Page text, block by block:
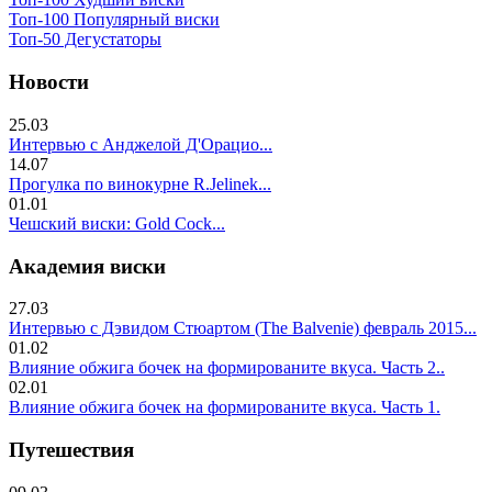
Топ-100 Популярный виски
Топ-50 Дегустаторы
Новости
25.03
Интервью с Анджелой Д'Орацио...
14.07
Прогулка по винокурне R.Jelinek...
01.01
Чешский виски: Gold Cock...
Академия виски
27.03
Интервью с Дэвидом Стюартом (The Balvenie) февраль 2015...
01.02
Влияние обжига бочек на формированите вкуса. Часть 2..
02.01
Влияние обжига бочек на формированите вкуса. Часть 1.
Путешествия